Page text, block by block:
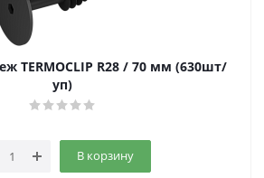
TERMOCLIP R28 / 70 мм (630шт/
уп)
В корзину